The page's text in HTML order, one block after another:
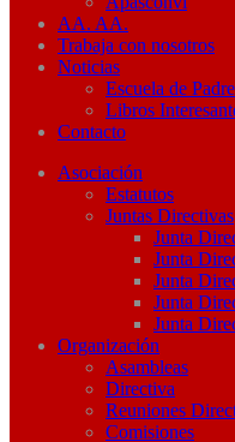
AA. AA.
Trabaja con nosotros
Noticias
Escuela de
Libros
Contacto
Asociación
Estatutos
Juntas Directivas
Junta
Junta
Junta
Junta
Junta
Organización
Asambleas
Directiva
Reuniones
Comisiones